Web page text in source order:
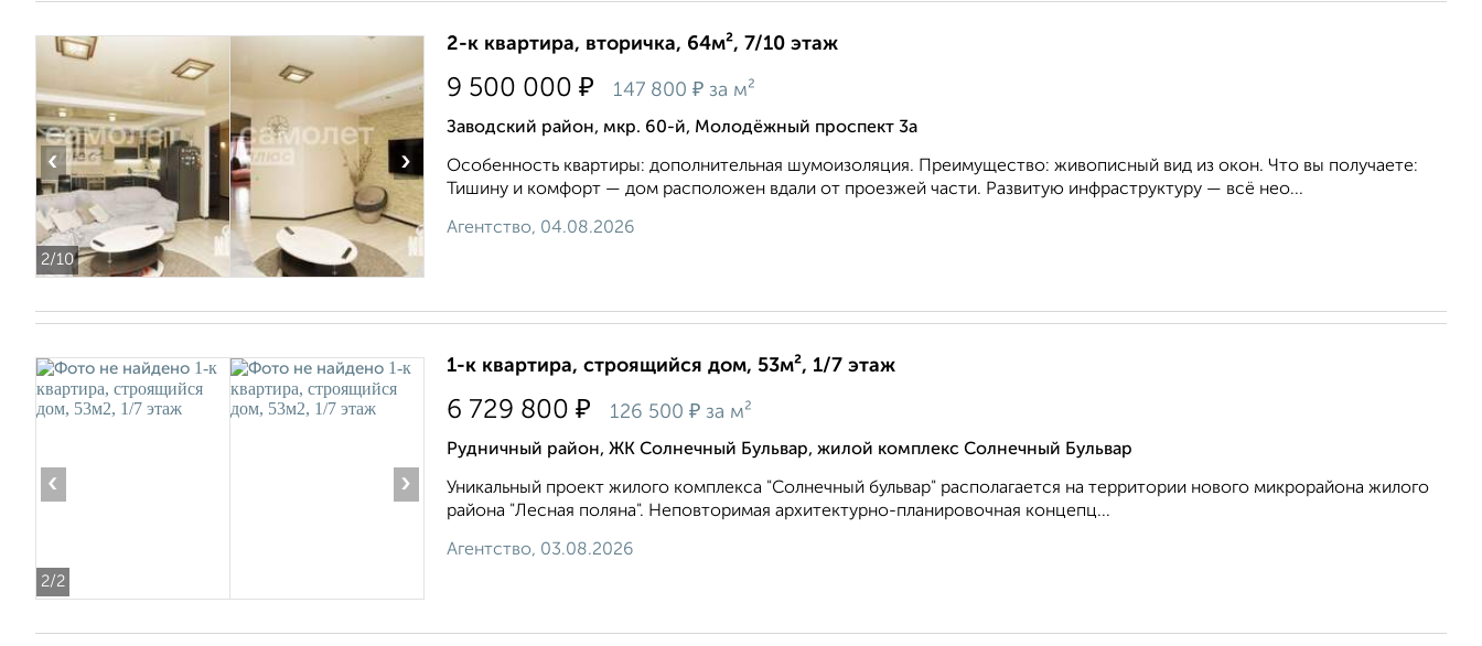
2/10
‹ ›
2-к квартира, вторичка, 64м², 7/10 этаж
9 500 000 ₽ 147 800 ₽ за м²
Заводский район, мкр. 60-й, Молодёжный проспект 3а
Особенность квартиры: дополнительная шумоизоляция. Преимущество: живописный вид из окон. Что вы получаете:
Тишину и комфорт — дом расположен вдали от проезжей части. Развитую инфраструктуру — всё нео...
Агентство, 04.08.2026
2/2
‹ ›
1-к квартира, строящийся дом, 53м², 1/7 этаж
6 729 800 ₽ 126 500 ₽ за м²
Рудничный район, ЖК Солнечный Бульвар, жилой комплекс Солнечный Бульвар
Уникальный проект жилого комплекса "Солнечный бульвар" располагается на территории нового микрорайона жилого
района "Лесная поляна". Неповторимая архитектурно-планировочная концепц...
Агентство, 03.08.2026